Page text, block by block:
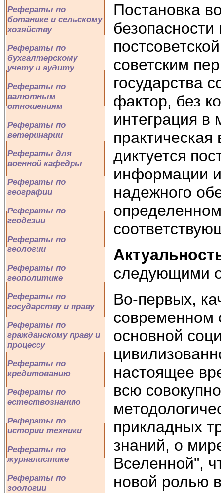
Рефераты по
ботанике и сельскому
хозяйству
Рефераты по
бухгалтерскому
учету и аудиту
Рефераты по
валютным
отношениям
Рефераты по
ветеринарии
Рефераты для
военной кафедры
Рефераты по
географии
Рефераты по
геодезии
Рефераты по
геологии
Рефераты по
геополитике
Рефераты по
государству и праву
Рефераты по
гражданскому праву и
процессу
Рефераты по
кредитованию
Рефераты по
естествознанию
Рефераты по
истории техники
Рефераты по
журналистике
Рефераты по
зоологии
Постановка
советским
государства
фактор, без
интеграция в
диктуется
информации
надежного
следующими
Во-первых,
современном
основной
настоящее
всю
прикладных
знаний, о
Вселенной",
новой ролью